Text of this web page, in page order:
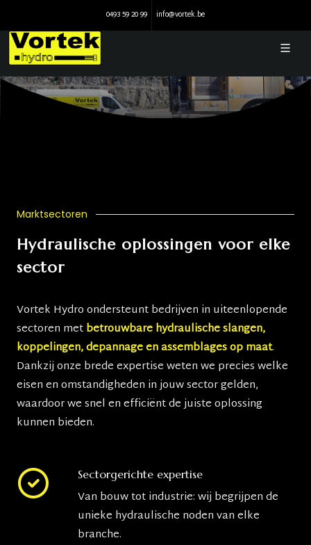
0493 59 20 99 info@vortek.be
Marktsectoren
Hydraulische oplossingen voor elke
sector
Vortek Hydro ondersteunt bedrijven in uiteenlopende
sectoren metbetrouwbare hydraulische slangen,
koppelingen, depannage en assemblages op maat.
Dankzij onze brede expertise weten we precies welke
eisen en omstandigheden in jouw sector gelden,
waardoor we snel en efficiënt de juiste oplossing
kunnen bieden.
Sectorgerichte expertise
Van bouw tot industrie: wij begrijpen de
unieke hydraulische noden van elke
branche.